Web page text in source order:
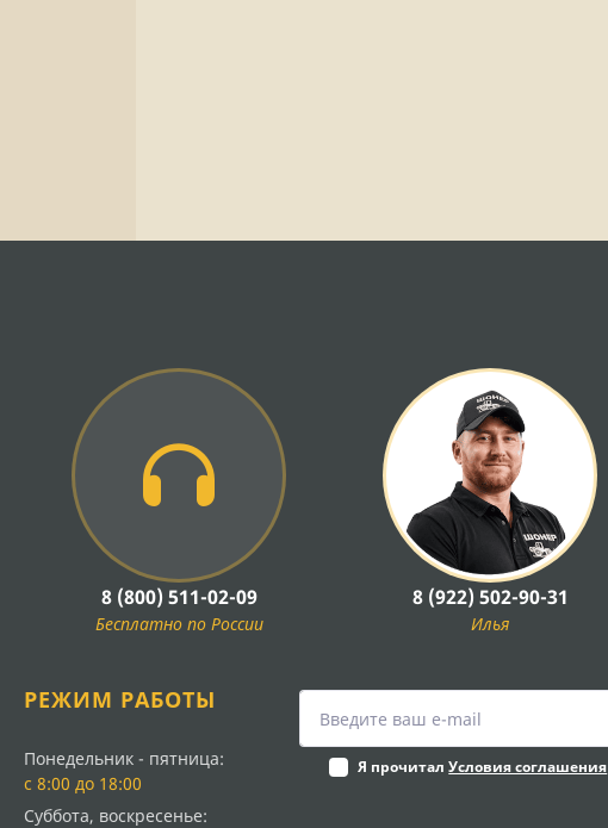
8 (800) 511-02-09
Бесплатно по России
8 (922) 502-90-31
Илья
РЕЖИМ РАБОТЫ
Понедельник - пятница:
с 8:00 до 18:00
Суббота, воскресенье:
Я прочиталУсловия соглашения